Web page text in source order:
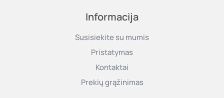
Informacija
Susisiekite su mumis
Pristatymas
Kontaktai
Prekių grąžinimas